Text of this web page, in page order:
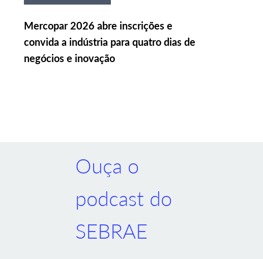
Mercopar 2026 abre inscrições e
convida a indústria para quatro dias de
negócios e inovação
Ouça o
podcast do
SEBRAE